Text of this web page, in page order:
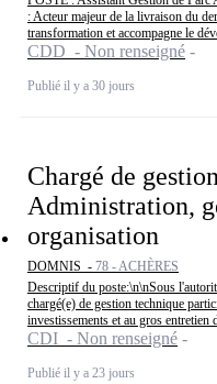
: Acteur majeur de la livraison du
transformation et accompagne le
CDD - Non renseigné
Publié il y a 30 jours
Chargé de
Administration,
organisation
DOMNIS - 78 - ACHÈRES
Descriptif du poste:\n\nSous
chargé(e) de gestion technique
investissements et au gros entretien
CDI - Non renseigné
Publié il y a 23 jours